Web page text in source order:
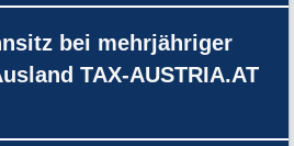
bei mehrjähriger
TAX-AUSTRIA.AT